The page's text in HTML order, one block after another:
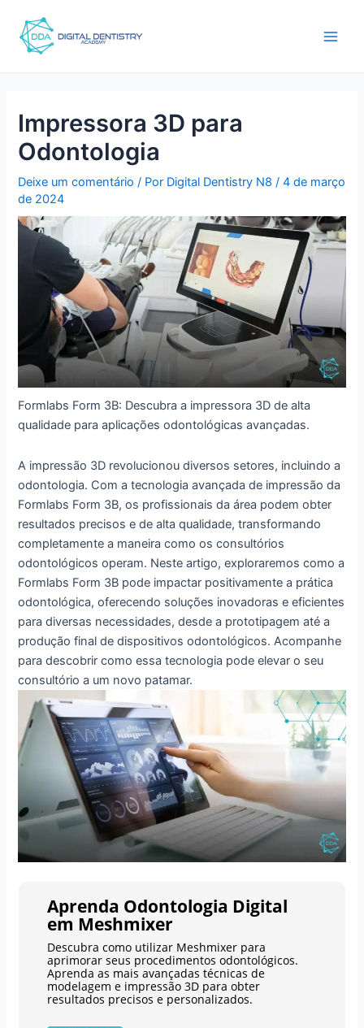
para
Impressora 3D para
Odontologia
Deixe um comentário / Por Digital Dentistry N8/4 de março
de 2024
Formlabs Form 3B: Descubra a impressora 3D de alta
qualidade para aplicações odontológicas avançadas.
A impressão 3D revolucionou diversos setores, incluindo a
odontologia. Com a tecnologia avançada de impressão da
Formlabs Form 3B, os profissionais da área podem obter
resultados precisos e de alta qualidade, transformando
completamente a maneira como os consultórios
odontológicos operam. Neste artigo, exploraremos como a
Formlabs Form 3B pode impactar positivamente a prática
odontológica, oferecendo soluções inovadoras e eficientes
para diversas necessidades, desde a prototipagem até a
produção final de dispositivos odontológicos. Acompanhe
para descobrir como essa tecnologia pode elevar o seu
consultório a um novo patamar.
Aprenda Odontologia Digital
em Meshmixer
Descubra como utilizar Meshmixer para
aprimorar seus procedimentos odontológicos.
Aprenda as mais avançadas técnicas de
modelagem e impressão 3D para obter
resultados precisos e personalizados.
navegação